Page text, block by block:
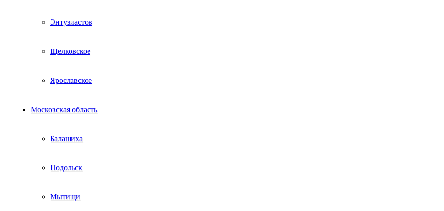
Энтузиастов
Щелковское
Ярославское
Московская область
Балашиха
Подольск
Мытищи